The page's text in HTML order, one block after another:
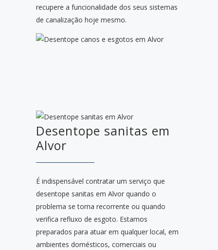
recupere a funcionalidade dos seus sistemas
de canalização hoje mesmo.
Desentope sanitas em
Alvor
É indispensável contratar um serviço que
desentope sanitas em Alvor quando o
problema se torna recorrente ou quando
verifica refluxo de esgoto. Estamos
preparados para atuar em qualquer local, em
ambientes domésticos, comerciais ou